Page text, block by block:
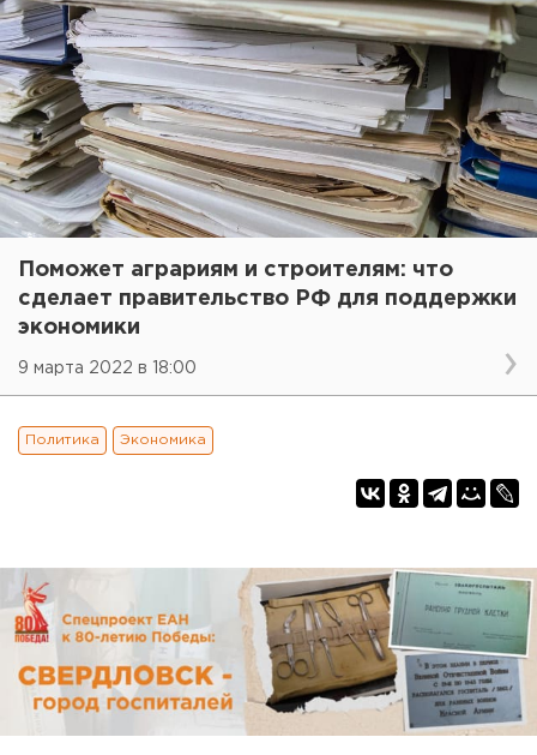
Поможет аграриям и строителям: что
сделает правительство РФ для поддержки
экономики
9 марта 2022 в 18:00
Политика Экономика